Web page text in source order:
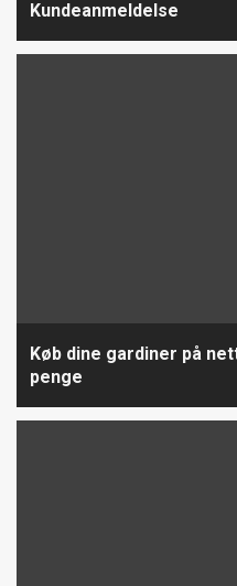
Kundeanmeldelse
Køb dine gardiner på
penge